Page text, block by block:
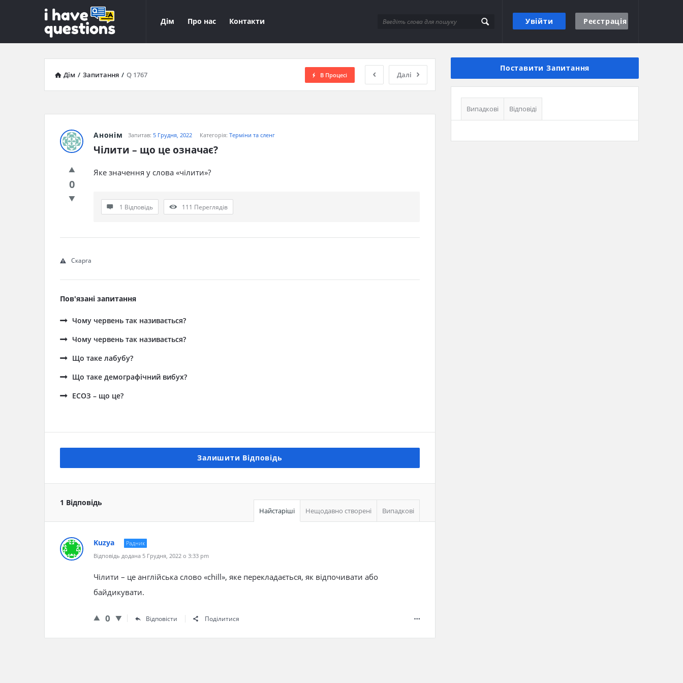
Увійти Реєстрація
iHaveQuestions
Навігація
Дім Про нас Контакти
Дім / Запитання / Q 1767 Далі
В Процесі
Анонім Запитав: 5 Грудня, 2022 Категорія: Терміни та сленг
Чілити – що це означає?
0
Яке значення у слова «чілити»?
1 Відповідь 111 Переглядів
Скарга
Пов'язані запитання
Чому червень так називається?
Чому червень так називається?
Що таке лабубу?
Що таке демографічний вибух?
ЕСОЗ – що це?
Залишити Відповідь
1 Відповідь
Найстаріші Нещодавно створені Випадкові
Kuzya
Радник
Відповідь додана 5 Грудня, 2022 о 3:33 pm
Чілити – це англійська слово «chill», яке перекладається, як відпочивати або
байдикувати.
0 Відповісти Поділитися
Поставити Запитання
Випадкові Відповіді